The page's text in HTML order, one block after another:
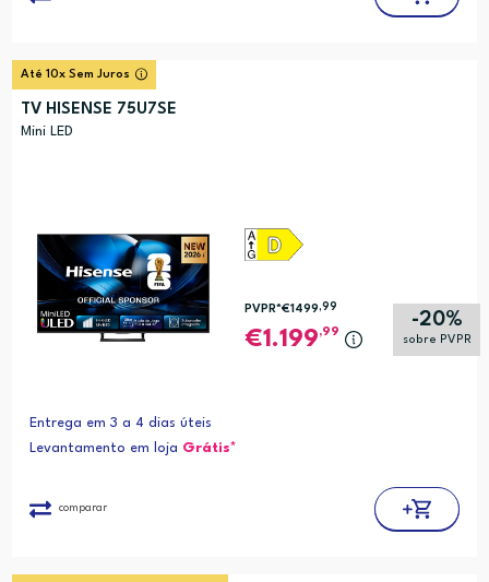
Até 10x Sem Juros
TV HISENSE 75U7SE
Mini LED
-20%
sobre PVPR
PVPR*€1499,99
1.199,99
Entrega em 3 a 4 dias úteis
Levantamento em loja Grátis*
comparar